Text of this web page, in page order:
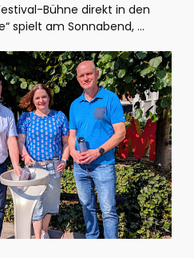
Bühne direkt in den
spielt am Sonnabend, ...